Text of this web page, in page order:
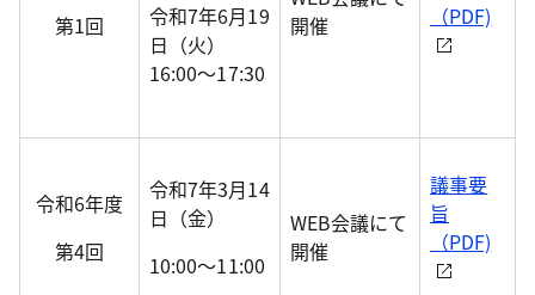
第1回
令和7年6月19
日（火）
16:00～17:30
開催
（PDF)
令和6年度
第4回
令和7年3月14
日（金）
10:00～11:00
WEB会議にて
開催
議事要
旨
（PDF)